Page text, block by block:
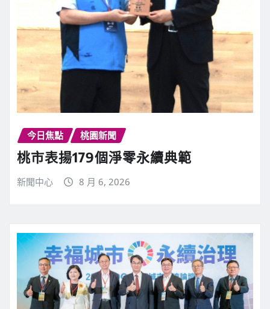
今日焦點 桃園新聞
桃市表揚179個淨零永續典範
新聞中心 8 月 6, 2026